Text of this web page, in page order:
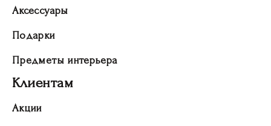
Аксессуары
Подарки
Предметы интерьера
Клиентам
Акции